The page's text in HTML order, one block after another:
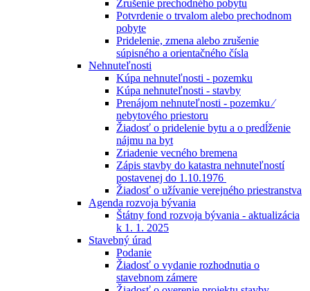
Zrušenie prechodného pobytu
Potvrdenie o trvalom alebo prechodnom
pobyte
Pridelenie, zmena alebo zrušenie
súpisného a orientačného čísla
Nehnuteľnosti
Kúpa nehnuteľnosti - pozemku
Kúpa nehnuteľnosti - stavby
Prenájom nehnuteľnosti - pozemku ⁄
nebytového priestoru
Žiadosť o pridelenie bytu a o predĺženie
nájmu na byt
Zriadenie vecného bremena
Zápis stavby do katastra nehnuteľností
postavenej do 1.10.1976
Žiadosť o užívanie verejného priestranstva
Agenda rozvoja bývania
Štátny fond rozvoja bývania - aktualizácia
k 1. 1. 2025
Stavebný úrad
Podanie
Žiadosť o vydanie rozhodnutia o
stavebnom zámere